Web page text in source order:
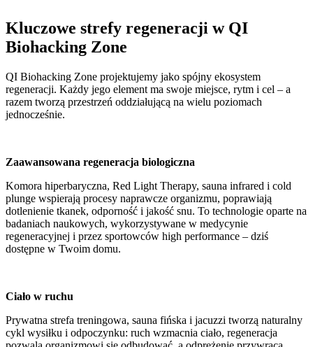
Kluczowe strefy regeneracji w QI
Biohacking Zone
QI Biohacking Zone projektujemy jako spójny ekosystem
regeneracji. Każdy jego element ma swoje miejsce, rytm i cel – a
razem tworzą przestrzeń oddziałującą na wielu poziomach
jednocześnie.
Zaawansowana regeneracja biologiczna
Komora hiperbaryczna, Red Light Therapy, sauna infrared i cold
plunge wspierają procesy naprawcze organizmu, poprawiają
dotlenienie tkanek, odporność i jakość snu. To technologie oparte na
badaniach naukowych, wykorzystywane w medycynie
regeneracyjnej i przez sportowców high performance – dziś
dostępne w Twoim domu.
Ciało w ruchu
Prywatna strefa treningowa, sauna fińska i jacuzzi tworzą naturalny
cykl wysiłku i odpoczynku: ruch wzmacnia ciało, regeneracja